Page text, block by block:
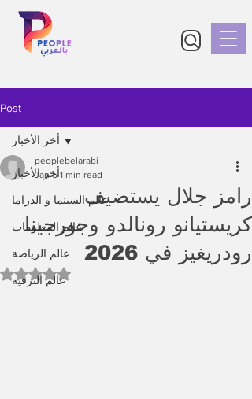
Post
أخر الأخبار
عالم السينما و الدراما
عالم المعلومات
عالم الرياضة
عالم الترفيه
أخر الأخبار
رامز جلال يستضيف
كريستيانو رونالدو وجورجينا
رودريغيز في 2026
peoplebelarabi
Jan 5 1 min read
Rated NaN out of 5 stars.